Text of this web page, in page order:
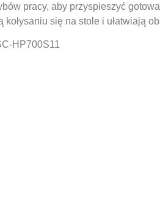
pracy, aby przyspieszyć
kołysaniu się na stole i ułatwiają